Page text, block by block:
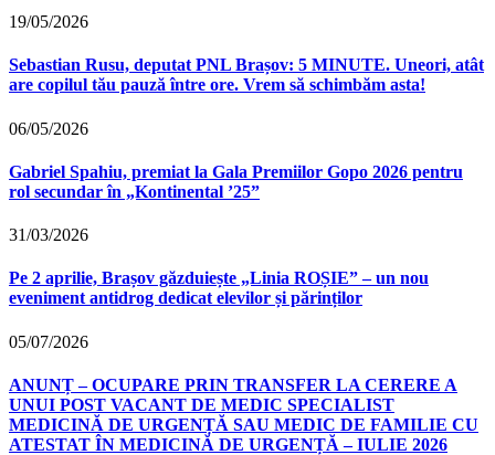
19/05/2026
Sebastian Rusu, deputat PNL Brașov: 5 MINUTE. Uneori, atât
are copilul tău pauză între ore. Vrem să schimbăm asta!
06/05/2026
Gabriel Spahiu, premiat la Gala Premiilor Gopo 2026 pentru
rol secundar în „Kontinental ’25”
31/03/2026
Pe 2 aprilie, Brașov găzduiește „Linia ROȘIE” – un nou
eveniment antidrog dedicat elevilor și părinților
05/07/2026
ANUNȚ – OCUPARE PRIN TRANSFER LA CERERE A
UNUI POST VACANT DE MEDIC SPECIALIST
MEDICINĂ DE URGENȚĂ SAU MEDIC DE FAMILIE CU
ATESTAT ÎN MEDICINĂ DE URGENȚĂ – IULIE 2026